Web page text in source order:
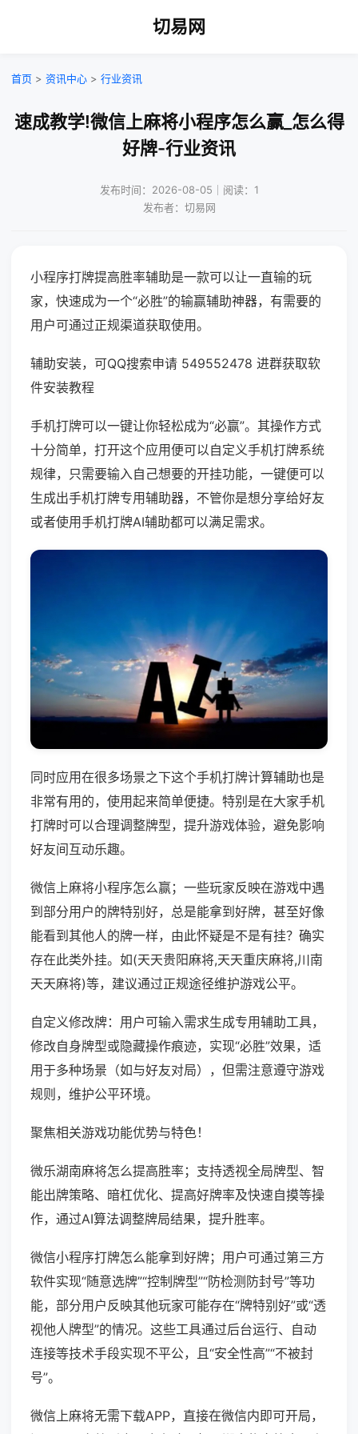
切易网
首页 > 资讯中心 > 行业资讯
速成教学!微信上麻将小程序怎么赢_怎么得
好牌-行业资讯
发布时间：2026-08-05｜阅读：1
发布者：切易网
小程序打牌提高胜率辅助是一款可以让一直输的玩
家，快速成为一个“必胜”的输赢辅助神器，有需要的
用户可通过正规渠道获取使用。
辅助安装，可QQ搜索申请 549552478 进群获取软
件安装教程
手机打牌可以一键让你轻松成为“必赢”。其操作方式
十分简单，打开这个应用便可以自定义手机打牌系统
规律，只需要输入自己想要的开挂功能，一键便可以
生成出手机打牌专用辅助器，不管你是想分享给好友
或者使用手机打牌AI辅助都可以满足需求。
同时应用在很多场景之下这个手机打牌计算辅助也是
非常有用的，使用起来简单便捷。特别是在大家手机
打牌时可以合理调整牌型，提升游戏体验，避免影响
好友间互动乐趣。
微信上麻将小程序怎么赢；一些玩家反映在游戏中遇
到部分用户的牌特别好，总是能拿到好牌，甚至好像
能看到其他人的牌一样，由此怀疑是不是有挂？确实
存在此类外挂。如(天天贵阳麻将,天天重庆麻将,川南
天天麻将)等，建议通过正规途径维护游戏公平。
自定义修改牌：用户可输入需求生成专用辅助工具，
修改自身牌型或隐藏操作痕迹，实现“必胜”效果，适
用于多种场景（如与好友对局），但需注意遵守游戏
规则，维护公平环境。
聚焦相关游戏功能优势与特色！
微乐湖南麻将怎么提高胜率；支持透视全局牌型、智
能出牌策略、暗杠优化、提高好牌率及快速自摸等操
作，通过AI算法调整牌局结果，提升胜率。
微信小程序打牌怎么能拿到好牌；用户可通过第三方
软件实现“随意选牌”“控制牌型”“防检测防封号”等功
能，部分用户反映其他玩家可能存在“牌特别好”或“透
视他人牌型”的情况。这些工具通过后台运行、自动
连接等技术手段实现不平公，且“安全性高”“不被封
号”。
微信上麻将无需下载APP，直接在微信内即可开局，